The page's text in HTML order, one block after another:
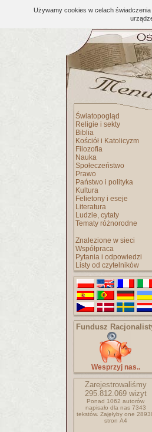
Używamy cookies w celach
Światopogląd
Religie i sekty
Biblia
Kościół i Katolicyzm
Filozofia
Nauka
Społeczeństwo
Prawo
Państwo i polityka
Kultura
Felietony i eseje
Literatura
Ludzie, cytaty
Tematy różnorodne
Znalezione w sieci
Współpraca
Pytania i odpowiedzi
Listy od czytelników
Fundusz
Wesprzyj nas..
Zarejestrowaliśmy
295.812.069wizyt
Ponad 1062 autorów
napisało dla nas 7343
tekstów. Zajęłyby one
stron A4